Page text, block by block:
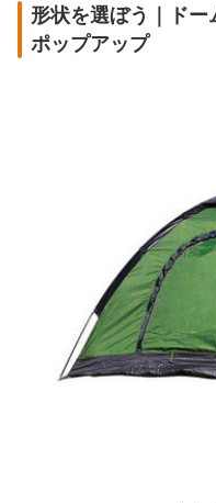
形状を選ぼう｜ドー
ポップアップ